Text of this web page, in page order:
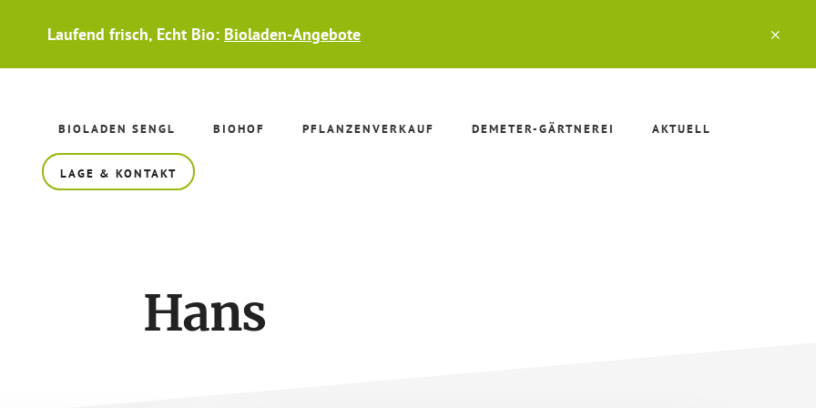
Laufend frisch, Echt Bio: Bioladen-Angebote
BIOLADEN SENGL BIOHOF PFLANZENVERKAUF DEMETER-GÄRTNEREI AKTUELL
LAGE & KONTAKT
Hans